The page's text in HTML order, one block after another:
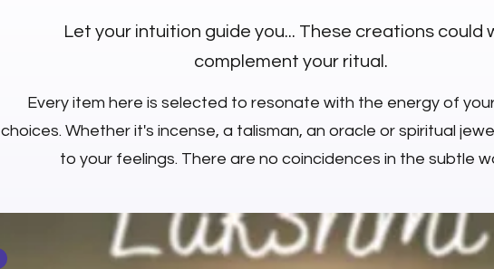
Let your intuition guide you... These creations could
complement your ritual.
Every item here is selected to resonate with the energy of
choices. Whether it's incense, a talisman, an oracle or spiritual
to your feelings. There are no coincidences in the subtle